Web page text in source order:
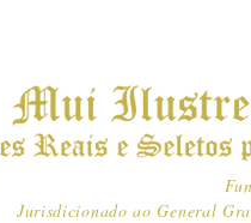
Jurisdicionado ao General